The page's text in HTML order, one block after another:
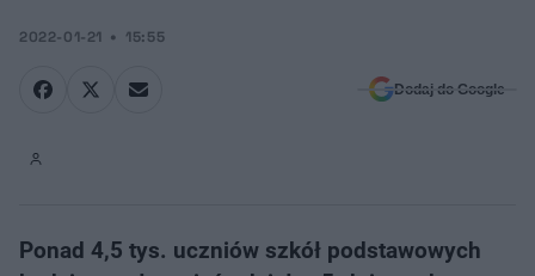
2022-01-21 15:55
Dodaj do Google
Ponad 4,5 tys. uczniów szkół podstawowych